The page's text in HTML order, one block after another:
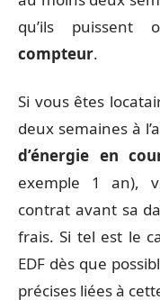
qu’ils
compteur.
Si vous êtes
deux semaines à
d’énergie en
exemple 1 an),
contrat avant sa
frais. Si tel est le
EDF dès que
précises liées à